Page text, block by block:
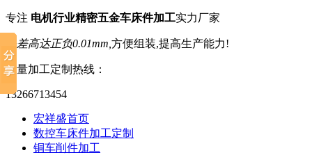
专注 电机行业精密五金车床件加工实力厂家
公差高达正负0.01mm, 方便组装,提高生产能力!
批量加工定制热线：
13266713454
宏祥盛首页
数控车床件加工定制
铜车削件加工